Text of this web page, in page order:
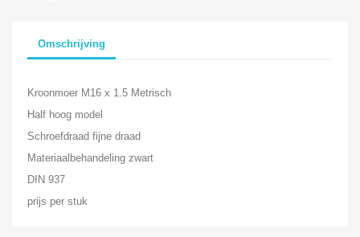
Omschrijving
Kroonmoer M16 x 1.5 Metrisch
Half hoog model
Schroefdraad fijne draad
Materiaalbehandeling zwart
DIN 937
prijs per stuk